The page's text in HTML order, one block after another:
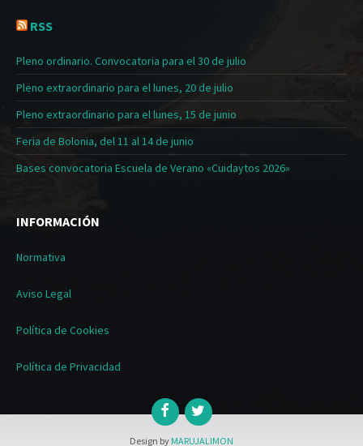
RSS
Pleno ordinario. Convocatoria para el 30 de julio
Pleno extraordinario para el lunes, 20 de julio
Pleno extraordinario para el lunes, 15 de junio
Feria de Bolonia, del 11 al 14 de junio
Bases convocatoria Escuela de Verano «Cuidaytos 2026»
INFORMACIÓN
Normativa
Aviso Legal
Política de Cookies
Política de Privacidad
Design by MARUJALIMON